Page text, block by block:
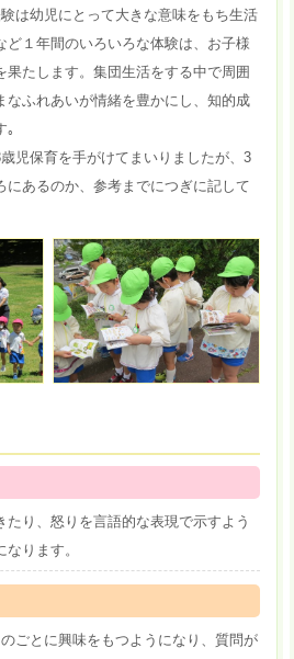
は幼児にとって大きな意味をもち生活
ど１年間のいろいろな体験は、お子様
果たします。集団生活をする中で周囲
なふれあいが情緒を豊かにし、知的成
｡
児保育を手がけてまいりましたが、3
にあるのか、参考までにつぎに記して
り、怒りを言語的な表現で示すよう
ります。
ごとに興味をもつようになり、質問が